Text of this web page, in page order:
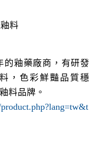
料
的釉藥廠商，有研發
，色彩鮮豔品質穩
料品牌。